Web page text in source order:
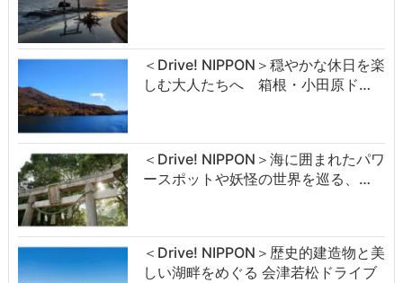
＜Drive! NIPPON＞穏やかな休日を楽
しむ大人たちへ 箱根・小田原ド…
＜Drive! NIPPON＞海に囲まれたパワ
ースポットや妖怪の世界を巡る、…
＜Drive! NIPPON＞歴史的建造物と美
しい湖畔をめぐる 会津若松ドライブ